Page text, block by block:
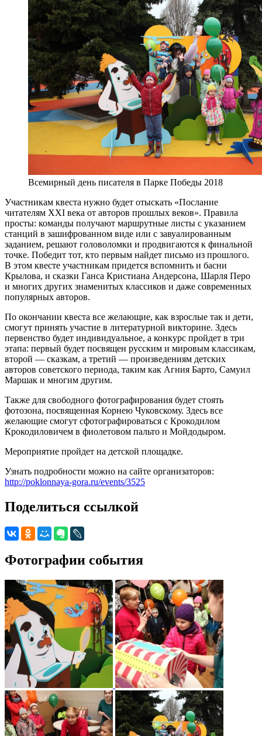
Всемирный день писателя в Парке Победы 2018
Участникам квеста нужно будет отыскать «Послание
читателям XXI века от авторов прошлых веков». Правила
просты: команды получают маршрутные листы с указанием
станций в зашифрованном виде или с завуалированным
заданием, решают головоломки и продвигаются к финальной
точке. Победит тот, кто первым найдет письмо из прошлого.
В этом квесте участникам придется вспомнить и басни
Крылова, и сказки Ганса Кристиана Андерсона, Шарля Перо
и многих других знаменитых классиков и даже современных
популярных авторов.
По окончании квеста все желающие, как взрослые так и дети,
смогут принять участие в литературной викторине. Здесь
первенство будет индивидуальное, а конкурс пройдет в три
этапа: первый будет посвящен русским и мировым классикам,
второй — сказкам, а третий — произведениям детских
авторов советского периода, таким как Агния Барто, Самуил
Маршак и многим другим.
Также для свободного фотографирования будет стоять
фотозона, посвященная Корнею Чуковскому. Здесь все
желающие смогут сфотографироваться с Крокодилом
Крокодиловичем в фиолетовом пальто и Мойдодыром.
Мероприятие пройдет на детской площадке.
Узнать подробности можно на сайте организаторов:
http://poklonnaya-gora.ru/events/3525
Поделиться ссылкой
Фотографии события